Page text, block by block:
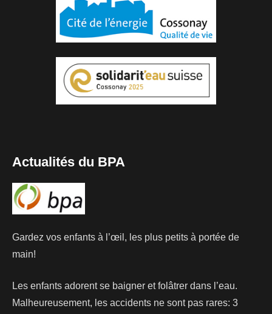
Actualités du BPA
Gardez vos enfants à l’œil, les plus petits à portée de
main!
Les enfants adorent se baigner et folâtrer dans l’eau.
Malheureusement, les accidents ne sont pas rares: 3